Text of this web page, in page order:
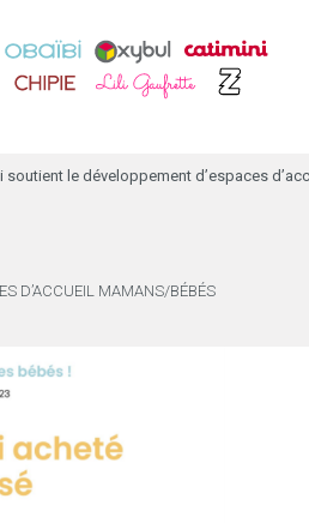
soutient le développement d’espaces
D’ACCUEIL MAMANS/BÉBÉS